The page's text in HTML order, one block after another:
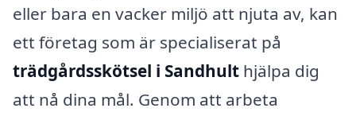
eller bara en vacker miljö att njuta av, kan
ett företag som är specialiserat på
trädgårdsskötsel i Sandhult hjälpa dig
att nå dina mål. Genom att arbeta